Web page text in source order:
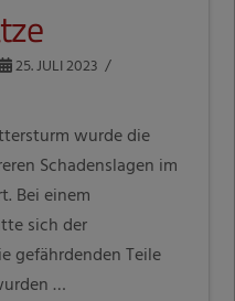
25. JULI 2023
wurde die
Schadenslagen im
Bei einem
sich der
gefährdenden Teile
…